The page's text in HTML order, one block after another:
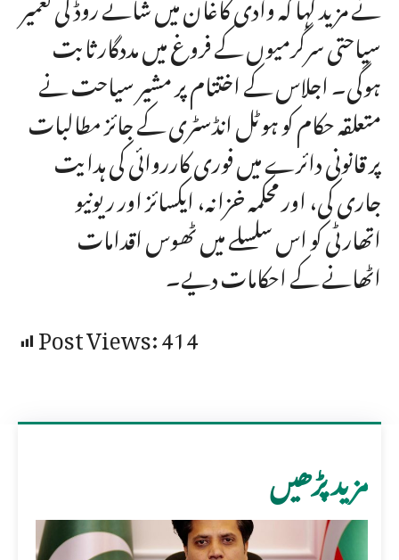
سیاحتی سرگرمیوں کے فروغ میں مددگار ثابت
ہوگی۔ اجلاس کے اختتام پر مشیر سیاحت نے
متعلقہ حکام کو ہوٹل انڈسٹری کے جائز مطالبات
پر قانونی دائرے میں فوری کارروائی کی ہدایت
جاری کی، اور محکمہ خزانہ، ایکسائز اور ریونیو
اتھارٹی کو اس سلسلے میں ٹھوس اقدامات
اٹھانے کے احکامات دیے۔
Post Views:414
مزید پڑھیں